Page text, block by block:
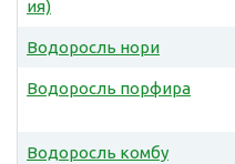
ия)
Водоросль нори
Водоросль порфира
Водоросль комбу